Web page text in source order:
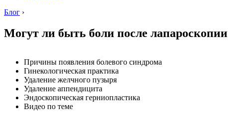
Блог ›
Могут ли быть боли после лапароскопии
Причины появления болевого синдрома
Гинекологическая практика
Удаление желчного пузыря
Удаление аппендицита
Эндоскопическая герниопластика
Видео по теме